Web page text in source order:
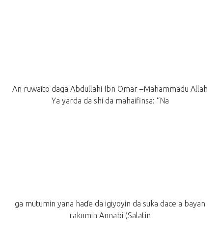
An ruwaito daga Abdullahi Ibn Omar –Mahammadu Allah
Ya yarda da shi da mahaifinsa: “Na
ga mutumin yana haɗe da igiyoyin da suka dace a bayan
rakumin Annabi (Salatin